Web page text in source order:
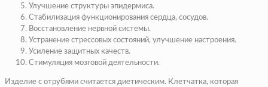
Улучшение структуры эпидермиса.
Стабилизация функционирования сердца, сосудов.
Восстановление нервной системы.
Устранение стрессовых состояний, улучшение настроения.
Усиление защитных качеств.
Стимуляция мозговой деятельности.
Изделие с отрубями считается диетическим. Клетчатка, которая